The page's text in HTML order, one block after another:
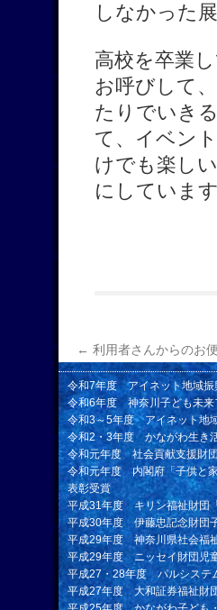
しなかった
高校を卒業
お呼びして
たりでいき
て、イベン
けでも楽し
にしていま
← 利用者さんからのお
令和7年度 アイネット地域振
令和6年度 神奈川子ども未来
令和3～5年度 アイネット地
令和2・3年度 かながわ生き
令和元年度 社会貢献支援財
令和元年度 内閣府「子供と
表彰受賞
平成31年度 キリン福祉財団
平成30年度 伊藤忠記念財団
平成29年度 神奈川県社会福
平成29年度 ニッセイ財団児
平成27・28年度 パルシステ
平成27年度 大和証券福祉財